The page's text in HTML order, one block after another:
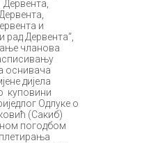
и
рад Дервента“,
чланова
оснивача
дијела
куповини
Одлуке о
(Сакиб)
погодбом